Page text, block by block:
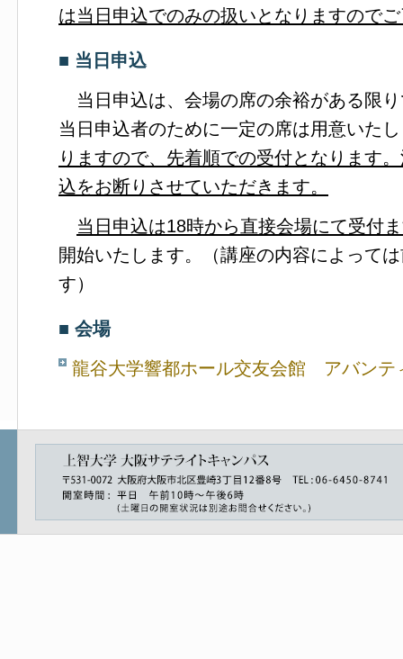
は当日申込でのみの扱いとなりますので
■ 当日申込
当日申込は、会場の席の余裕がある限
当日申込者のために一定の席は用意いた
りますので、先着順での受付となります
込をお断りさせていただきます。
当日申込は18時から直接会場にて受付
開始いたします。（講座の内容によって
す）
■ 会場
龍谷大学響都ホール交友会館 アバンテ